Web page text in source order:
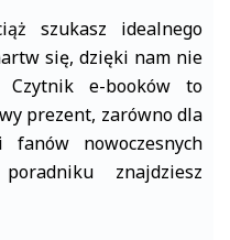
szukasz idealnego
się, dzięki nam nie
Czytnik e-booków to
prezent, zarówno dla
nowoczesnych
znajdziesz